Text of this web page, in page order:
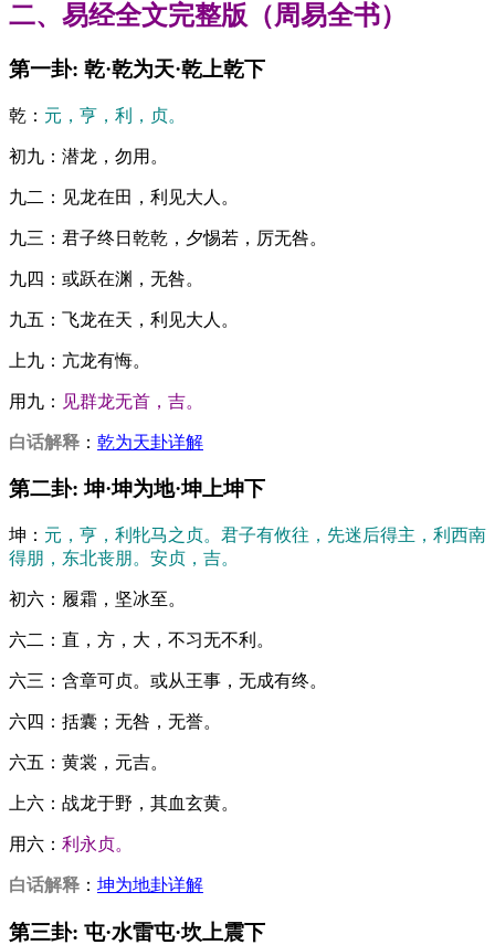
二、易经全文完整版（周易全书）
第一卦: 乾·乾为天·乾上乾下
乾： 元，亨，利，贞。
初九：潜龙，勿用。
九二：见龙在田，利见大人。
九三：君子终日乾乾，夕惕若，厉无咎。
九四：或跃在渊，无咎。
九五：飞龙在天，利见大人。
上九：亢龙有悔。
用九： 见群龙无首，吉。
白话解释 ： 乾为天卦详解
第二卦: 坤·坤为地·坤上坤下
坤： 元，亨，利牝马之贞。君子有攸往，先迷后得主，利西南
得朋，东北丧朋。安贞，吉。
初六：履霜，坚冰至。
六二：直，方，大，不习无不利。
六三：含章可贞。或从王事，无成有终。
六四：括囊；无咎，无誉。
六五：黄裳，元吉。
上六：战龙于野，其血玄黄。
用六： 利永贞。
白话解释 ： 坤为地卦详解
第三卦: 屯·水雷屯·坎上震下